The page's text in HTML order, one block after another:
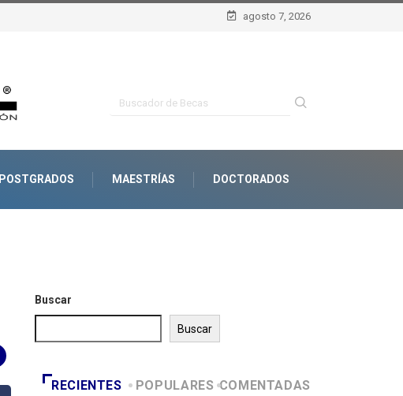
agosto 7, 2026
POSTGRADOS MAESTRÍAS DOCTORADOS
Buscar
Buscar
RECIENTES POPULARES COMENTADAS